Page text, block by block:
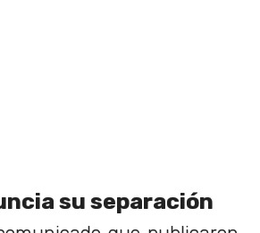
su separación